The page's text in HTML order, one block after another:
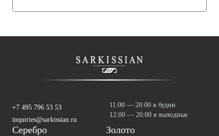
Серебро Золото
+7 495 796 53 53
inquiries@sarkissian.ru
11:00 — 20:00 в будни
12:00 — 20:00 в выходные